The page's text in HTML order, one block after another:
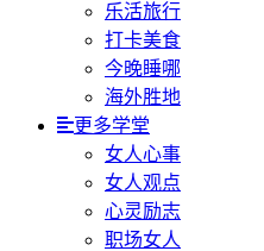
乐活旅行
打卡美食
今晚睡哪
海外胜地
更多学堂
女人心事
女人观点
心灵励志
职场女人